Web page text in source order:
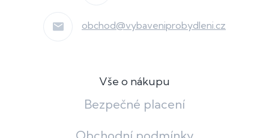
obchod@vybaveniprobydleni.cz
Vše o nákupu
Bezpečné placení